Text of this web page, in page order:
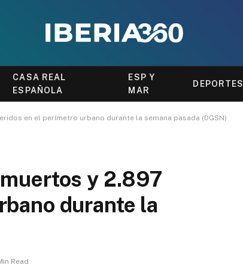
CASA REAL
ESPAÑOLA
ESP Y
MAR
DEPORTES
en el perímetro urbano durante la semana pasada (DGSN)
y 2.897
durante la
Read